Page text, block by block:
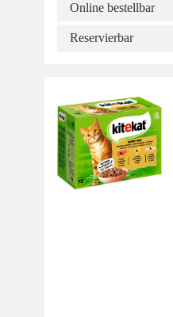
Online bestellbar
Reservierbar